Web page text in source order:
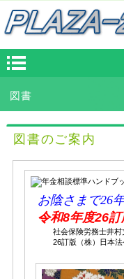
図書
図書のご案内
お陰さまで26
令和8年度26訂
社会保険労務士井村
26訂版（株）日本法